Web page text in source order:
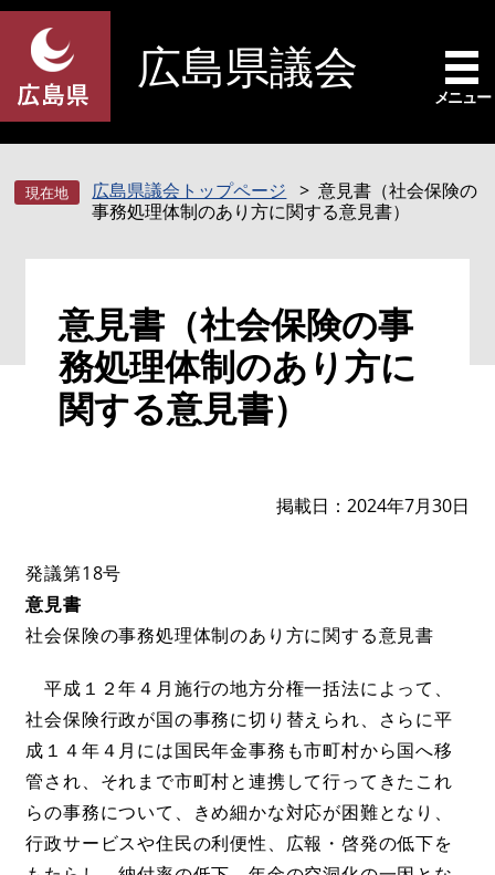
ペ
先
頭
す
メ
を
飛
し
広島県議会
メニュー
広島県議会トップページ
意見書（社会保険の
事務処理体制のあり方に関する意見書）
意見書（社会保険の事
務処理体制のあり方に
関する意見書）
掲載日 2024年7月30日
発議第18号
意見書
社会保険の事務処理体制のあり方に関する意見書
平成１２年４月施行の地方分権一括法によって、
社会保険行政が国の事務に切り替えられ、さらに平
成１４年４月には国民年金事務も市町村から国へ移
管され、それまで市町村と連携して行ってきたこれ
らの事務について、きめ細かな対応が困難となり、
行政サービスや住民の利便性、広報・啓発の低下を